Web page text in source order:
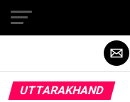
UTTARAKHAND